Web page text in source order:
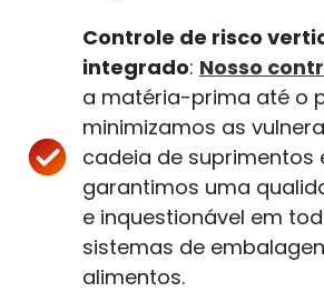
Controle de risco
integrado: Nosso
a matéria-prima até o
minimizamos as
cadeia de suprimentos
garantimos uma
e inquestionável em
sistemas de
alimentos.